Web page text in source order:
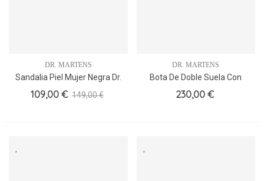
DR. MARTENS
Sandalia Piel Mujer Negra Dr.
Martens Dos Hebillas
109,00 € 149,00 €
DR. MARTENS
Bota De Doble Suela Con
Cordones Y Cosido Hilo
Amarillo.
230,00 €